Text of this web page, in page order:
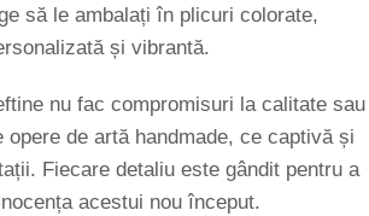
să le ambalați în plicuri colorate,
și vibrantă.
nu fac compromisuri la calitate sau
opere de artă handmade, ce captivă și
Fiecare detaliu este gândit pentru a
acestui nou început.